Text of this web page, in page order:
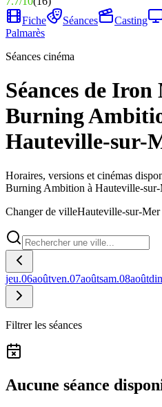
Fiche
Séances Casting
Palmarès
Séances cinéma
Séances de
Burning
Hauteville-sur-
Horaires, versions et cinémas
Burning Ambition à Hauteville-sur-
Changer de villeHauteville-sur-Mer
jeu.06aoûtven.07aoûtsam.08août
Filtrer les séances
Aucune séance